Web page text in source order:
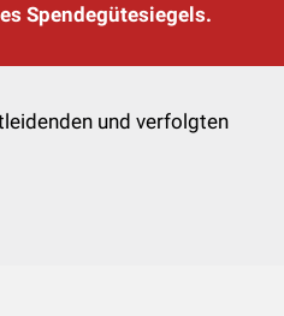
Spendegütesiegels.
und verfolgten